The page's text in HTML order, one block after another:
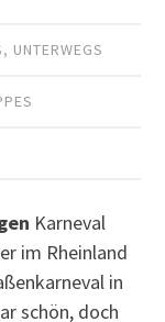
, UNTERWEGS
Karneval
im Rheinland
in
schön, doch